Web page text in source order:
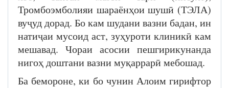
Тромбоэмболияи шараёнҳои шушӣ (ТЭЛА)
вуҷуд дорад. Бо кам шудани вазни бадан, ин
натиҷаи мусоид аст, зуҳуроти клиникӣ кам
мешавад. Чораи асосии пешгирикунанда
нигоҳ доштани вазни муқаррарӣ мебошад.
Ба бемороне, ки бо чунин Алоим гирифтор